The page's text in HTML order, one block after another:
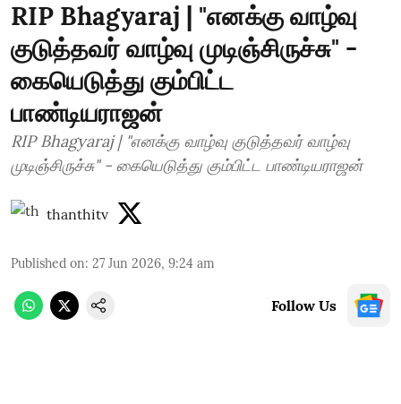
RIP Bhagyaraj | "எனக்கு வாழ்வு
குடுத்தவர் வாழ்வு முடிஞ்சிருச்சு" -
கையெடுத்து கும்பிட்ட
பாண்டியராஜன்
RIP Bhagyaraj | "எனக்கு வாழ்வு குடுத்தவர் வாழ்வு
முடிஞ்சிருச்சு" - கையெடுத்து கும்பிட்ட பாண்டியராஜன்
thanthitv
Published on: 27 Jun 2026, 9:24 am
Follow Us